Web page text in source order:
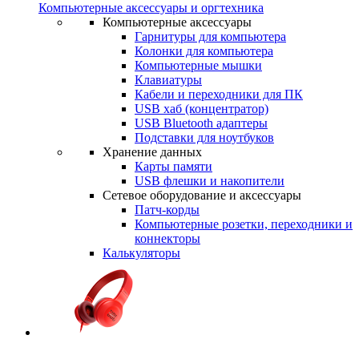
Компьютерные аксессуары и оргтехника
Компьютерные аксессуары
Гарнитуры для компьютера
Колонки для компьютера
Компьютерные мышки
Клавиатуры
Кабели и переходники для ПК
USB хаб (концентратор)
USB Bluetooth адаптеры
Подставки для ноутбуков
Хранение данных
Карты памяти
USB флешки и накопители
Сетевое оборудование и аксессуары
Патч-корды
Компьютерные розетки, переходники и
коннекторы
Калькуляторы